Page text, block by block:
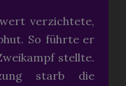
verzichtete,
So führte er
stellte.
starb die